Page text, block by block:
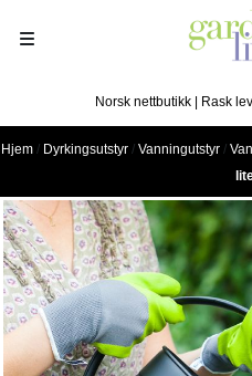
Norsk nettbutikk | Rask
Hjem / Dyrkingsutstyr / Vanningutstyr /